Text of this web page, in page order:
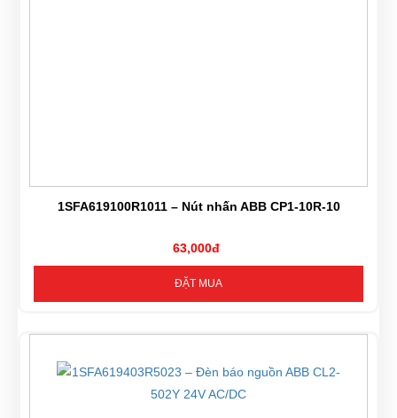
1SFA619100R1011 – Nút nhấn ABB CP1-10R-10
63,000đ
ĐẶT MUA